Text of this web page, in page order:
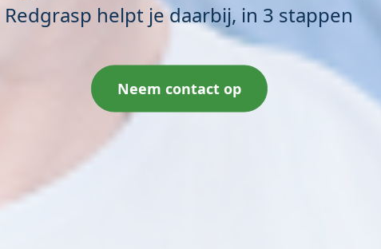
Redgrasp helpt je daarbij, in 3 stappen
Neem contact op